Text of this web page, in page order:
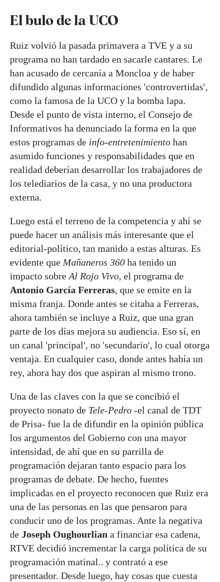
El bulo de la UCO
Ruiz volvió la pasada primavera a TVE y a su
programa no han tardado en sacarle cantares. Le
han acusado de cercanía a Moncloa y de haber
difundido algunas informaciones 'controvertidas',
como la famosa de la UCO y la bomba lapa.
Desde el punto de vista interno, el Consejo de
Informativos ha denunciado la forma en la que
estos programas de info-entretenimiento han
asumido funciones y responsabilidades que en
realidad deberían desarrollar los trabajadores de
los telediarios de la casa, y no una productora
externa.
Luego está el terreno de la competencia y ahí se
puede hacer un análisis más interesante que el
editorial-político, tan manido a estas alturas. Es
evidente que Mañaneros 360 ha tenido un
impacto sobre Al Rojo Vivo, el programa de
Antonio García Ferreras, que se emite en la
misma franja. Donde antes se citaba a Ferreras,
ahora también se incluye a Ruiz, que una gran
parte de los días mejora su audiencia. Eso sí, en
un canal 'principal', no 'secundario', lo cual otorga
ventaja. En cualquier caso, donde antes había un
rey, ahora hay dos que aspiran al mismo trono.
Una de las claves con la que se concibió el
proyecto nonato de Tele-Pedro -el canal de TDT
de Prisa- fue la de difundir en la opinión pública
los argumentos del Gobierno con una mayor
intensidad, de ahí que en su parrilla de
programación dejaran tanto espacio para los
programas de debate. De hecho, fuentes
implicadas en el proyecto reconocen que Ruiz era
una de las personas en las que pensaron para
conducir uno de los programas. Ante la negativa
de Joseph Oughourlian a financiar esa cadena,
RTVE decidió incrementar la carga política de su
programación matinal.. y contrató a ese
presentador. Desde luego, hay cosas que cuesta